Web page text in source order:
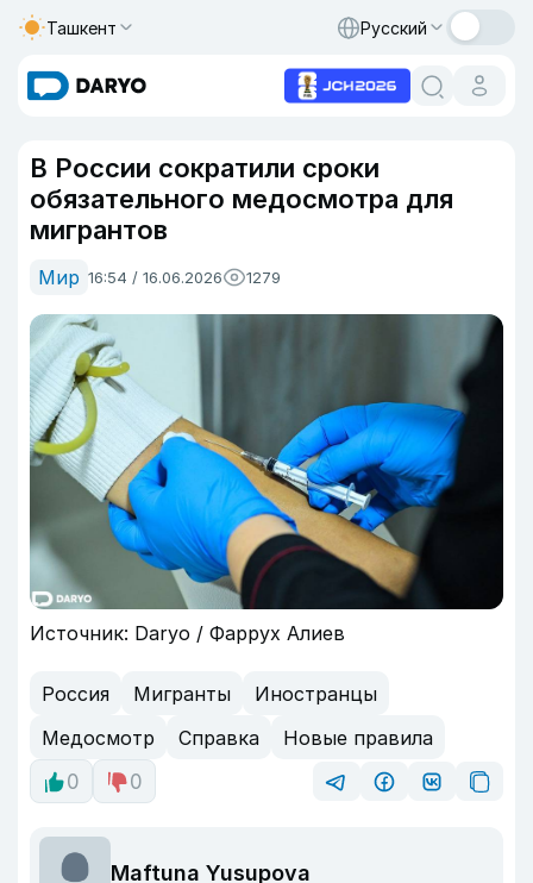
Ташкент Русский
В России сократили сроки
обязательного медосмотра для
мигрантов
Мир 16:54 / 16.06.2026 1279
Источник: Daryo / Фаррух Алиев
Россия Мигранты
Иностранцы
Медосмотр
Справка
Новые правила
0
0
Maftuna Yusupova